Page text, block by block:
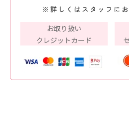
※詳しくはスタッフにお
お取り扱い
クレジットカード